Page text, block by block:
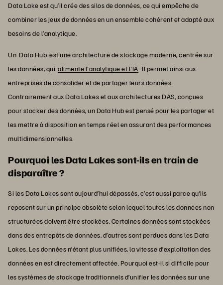
Data Lake est qu’il crée des silos de données, ce qui empêche de
combiner les jeux de données en un ensemble cohérent et adapté aux
besoins de l’analytique.
Un Data Hub est une architecture de stockage moderne, centrée sur
les données, qui alimente l'analytique et l'IA . Il permet ainsi aux
entreprises de consolider et de partager leurs données.
Contrairement aux Data Lakes et aux architectures DAS, conçues
pour stocker des données, un Data Hub est pensé pour les partager et
les mettre à disposition en temps réel en assurant des performances
multidimensionnelles.
Pourquoi les Data Lakes sont-ils en train de
disparaître ?
Si les Data Lakes sont aujourd’hui dépassés, c’est aussi parce qu’ils
reposent sur un principe obsolète selon lequel toutes les données non
structurées doivent être stockées. Certaines données sont stockées
dans des entrepôts de données, d’autres sont perdues dans les Data
Lakes. Les données n’étant plus unifiées, la vitesse d’exploitation des
données en est directement affectée. Pourquoi est-il si difficile pour
les systèmes de stockage traditionnels d’unifier les données sur une